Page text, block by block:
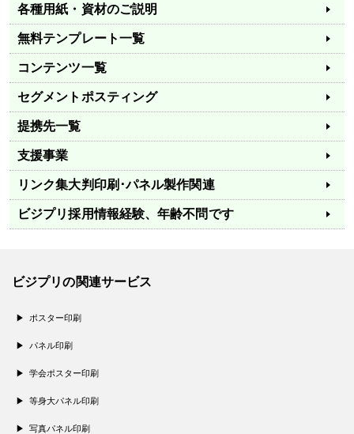
各種用紙・資材のご説明
無料テンプレート一覧
コンテンツ一覧
セグメントポスティング
提携先一覧
支援事業
リンク集大判印刷･パネル製作関連
ビジプリ採用情報経験、年齢不問です
ビジプリの関連サービス
ポスター印刷
パネル印刷
学会ポスター印刷
等身大パネル印刷
写真パネル印刷